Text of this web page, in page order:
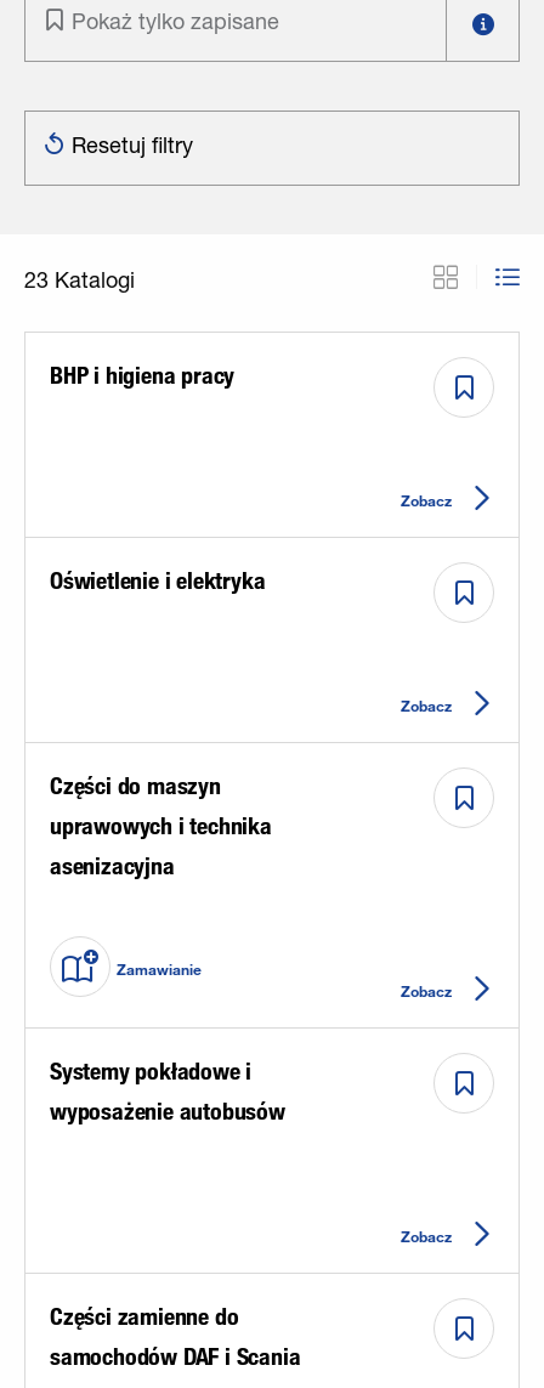
Pokaż tylko zapisane
Resetuj filtry
23 Katalogi
BHP i higiena pracy
Zobacz
Oświetlenie i elektryka
Zobacz
Części do maszyn
uprawowych i technika
asenizacyjna
Zamawianie
Zobacz
Systemy pokładowe i
wyposażenie autobusów
Zobacz
Części zamienne do
samochodów DAF i Scania